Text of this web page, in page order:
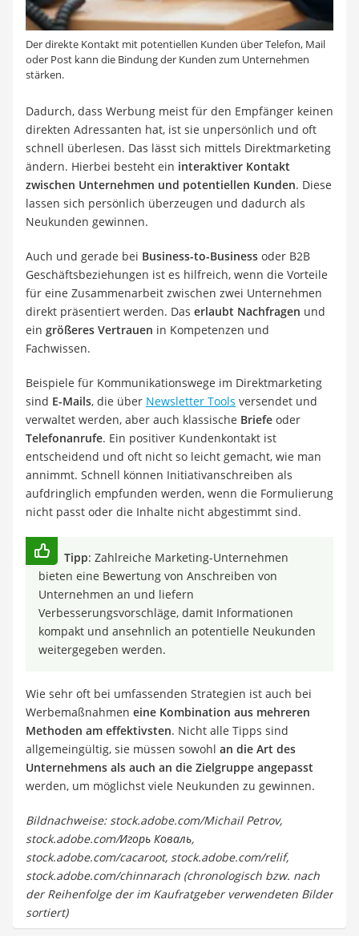
Der direkte Kontakt mit potentiellen Kunden über Telefon, Mail
oder Post kann die Bindung der Kunden zum Unternehmen
stärken.
Dadurch, dass Werbung meist für den Empfänger keinen
direkten Adressanten hat, ist sie unpersönlich und oft
schnell überlesen. Das lässt sich mittels Direktmarketing
ändern. Hierbei besteht ein interaktiver Kontakt
zwischen Unternehmen und potentiellen Kunden. Diese
lassen sich persönlich überzeugen und dadurch als
Neukunden gewinnen.
Auch und gerade bei Business-to-Business oder B2B
Geschäftsbeziehungen ist es hilfreich, wenn die Vorteile
für eine Zusammenarbeit zwischen zwei Unternehmen
direkt präsentiert werden. Das erlaubt Nachfragen und
ein größeres Vertrauen in Kompetenzen und
Fachwissen.
Beispiele für Kommunikationswege im Direktmarketing
sind E-Mails, die über Newsletter Tools versendet und
verwaltet werden, aber auch klassische Briefe oder
Telefonanrufe. Ein positiver Kundenkontakt ist
entscheidend und oft nicht so leicht gemacht, wie man
annimmt. Schnell können Initiativanschreiben als
aufdringlich empfunden werden, wenn die Formulierung
nicht passt oder die Inhalte nicht abgestimmt sind.
Tipp: Zahlreiche Marketing-Unternehmen
bieten eine Bewertung von Anschreiben von
Unternehmen an und liefern
Verbesserungsvorschläge, damit Informationen
kompakt und ansehnlich an potentielle Neukunden
weitergegeben werden.
Wie sehr oft bei umfassenden Strategien ist auch bei
Werbemaßnahmen eine Kombination aus mehreren
Methoden am effektivsten. Nicht alle Tipps sind
allgemeingültig, sie müssen sowohl an die Art des
Unternehmens als auch an die Zielgruppe angepasst
werden, um möglichst viele Neukunden zu gewinnen.
Bildnachweise: stock.adobe.com/Michail Petrov,
stock.adobe.com/Игорь Коваль,
stock.adobe.com/cacaroot, stock.adobe.com/relif,
stock.adobe.com/chinnarach (chronologisch bzw. nach
der Reihenfolge der im Kaufratgeber verwendeten Bilder
sortiert)